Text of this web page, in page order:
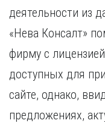
деятельности из
«Нева Консалт»
фирму с
доступных для
сайте, однако,
предложениях,